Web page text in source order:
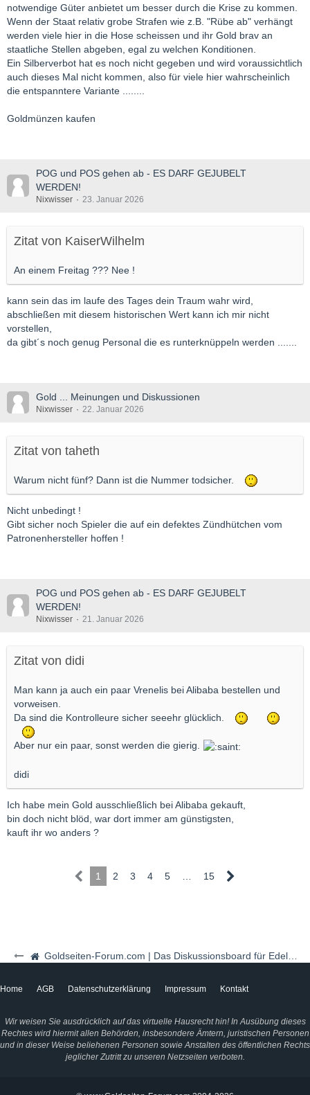
Goldseiten-Forum.com | Das Diskussionsboard für Edelmetalle & Rohstoffe
notwendige Güter anbietet um besser durch die Krise zu kommen.
Wenn der Staat relativ grobe Strafen wie z.B. "Rübe ab" verhängt
werden viele hier in die Hose scheissen und ihr Gold brav an
staatliche Stellen abgeben, egal zu welchen Konditionen.
Ein Silberverbot hat es noch nicht gegeben und wird voraussichtlich
auch dieses Mal nicht kommen, also für viele hier wahrscheinlich
die entspanntere Variante ........
Goldmünzen kaufen
POG und POS gehen ab - ES DARF GEJUBELT
WERDEN!
Nixwisser 23. Januar 2026
Zitat von KaiserWilhelm
An einem Freitag ??? Nee !
kann sein das im laufe des Tages dein Traum wahr wird,
abschließen mit diesem historischen Wert kann ich mir nicht
vorstellen,
da gibt´s noch genug Personal die es runterknüppeln werden .......
Gold ... Meinungen und Diskussionen
Nixwisser 22. Januar 2026
Zitat von taheth
Warum nicht fünf? Dann ist die Nummer todsicher.
Nicht unbedingt !
Gibt sicher noch Spieler die auf ein defektes Zündhütchen vom
Patronenhersteller hoffen !
POG und POS gehen ab - ES DARF GEJUBELT
WERDEN!
Nixwisser 21. Januar 2026
Zitat von didi
Man kann ja auch ein paar Vrenelis bei Alibaba bestellen und
vorweisen.
Da sind die Kontrolleure sicher seeehr glücklich.
Aber nur ein paar, sonst werden die gierig.
didi
Ich habe mein Gold ausschließlich bei Alibaba gekauft,
bin doch nicht blöd, war dort immer am günstigsten,
kauft ihr wo anders ?
1 2 3 4 5 15
Home AGB Datenschutzerklärung Impressum Kontakt
Wir weisen Sie ausdrücklich auf das virtuelle Hausrecht hin! In Ausübung dieses
Rechtes wird hiermit allen Behörden, insbesondere Ämtern, juristischen Personen
und in dieser Weise beliehenen Personen sowie Anstalten des öffentlichen Rechts
jeglicher Zutritt zu unseren Netzseiten verboten.